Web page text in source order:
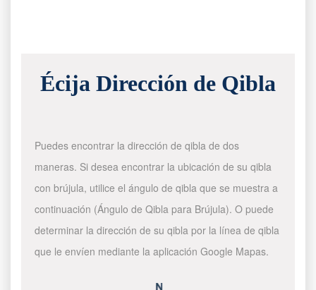
Écija Dirección de Qibla
Puedes encontrar la dirección de qibla de dos
maneras. Si desea encontrar la ubicación de su qibla
con brújula, utilice el ángulo de qibla que se muestra a
continuación (Ángulo de Qibla para Brújula). O puede
determinar la dirección de su qibla por la línea de qibla
que le envíen mediante la aplicación Google Mapas.